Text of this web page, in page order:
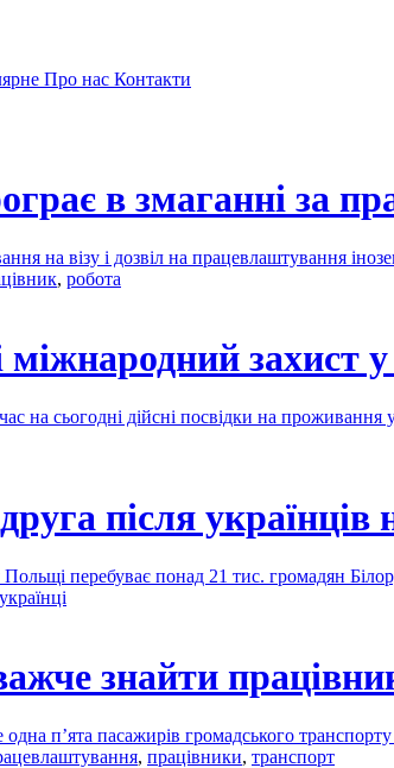
Про нас Контакти
в змаганні за
на візу і дозвіл на працевлаштування
, робота
міжнародний захист
на сьогодні дійсні посвідки на
після
перебуває понад 21 тис. громадян
українці
знайти
п’ята пасажирів громадського
, працівники, транспорт